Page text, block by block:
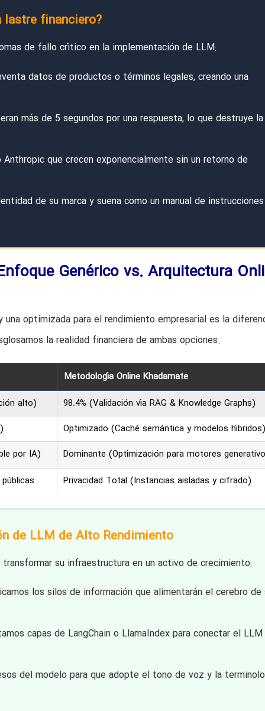
lastre financiero?
de fallo crítico en la implementación de LLM:
datos de productos o términos legales, creando una
más de 5 segundos por una respuesta, lo que destruye la
que crecen exponencialmente sin un retorno de
de su marca y suena como un manual de instrucciones
Genérico vs. Arquitectura
optimizada para el rendimiento empresarial es la
la realidad financiera de ambas opciones.
Metodología Online Khadamate
alto)
98.4% (Validación vía RAG & Knowledge Graphs)
Optimizado (Caché semántica y modelos híbridos)
por IA)
Dominante (Optimización para motores
Privacidad Total (Instancias aisladas y cifrado)
de LLM de Alto Rendimiento
su infraestructura en un activo de crecimiento:
los silos de información que alimentarán el cerebro de
capas de LangChain o LlamaIndex para conectar el LLM
del modelo para que adopte el tono de voz y la